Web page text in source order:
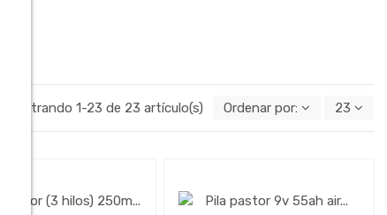
Mostrando 1-23 de 23 artículo(s) Ordenar por: 23